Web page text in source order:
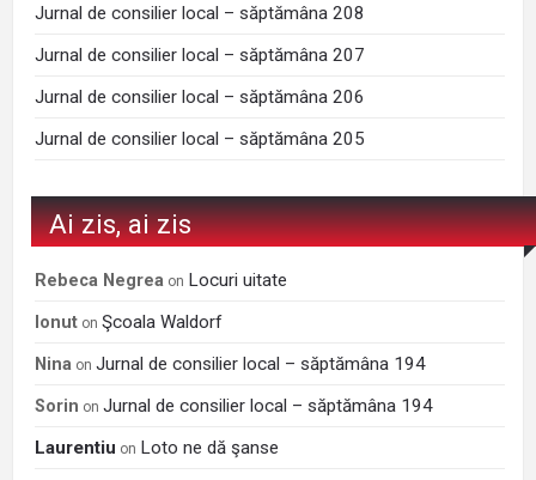
Jurnal de consilier local – săptămâna 208
Jurnal de consilier local – săptămâna 207
Jurnal de consilier local – săptămâna 206
Jurnal de consilier local – săptămâna 205
Ai zis, ai zis
Rebeca Negrea on Locuri uitate
Ionut onŞcoala Waldorf
Nina onJurnal de consilier local – săptămâna 194
Sorin onJurnal de consilier local – săptămâna 194
Laurentiu on Loto ne dă şanse